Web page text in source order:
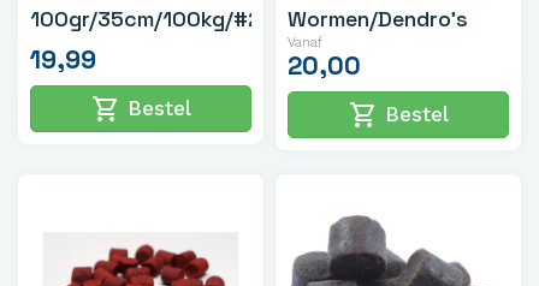
100gr/35cm/100kg/#2/0
19,99
shopping_cart Bestel
Wormen/Dendro's
Vanaf
20,00
shopping_cart Bestel